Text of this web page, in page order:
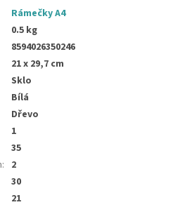
Rámečky A4
0.5 kg
8594026350246
21 x 29,7 cm
Sklo
Bílá
Dřevo
1
35
: 2
30
21